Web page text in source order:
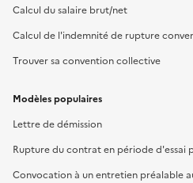
Calcul du salaire brut/net
Calcul de l'indemnité de rupture
Trouver sa convention collective
Modèles populaires
Lettre de démission
Rupture du contrat en période d'essai
Convocation à un entretien préalable